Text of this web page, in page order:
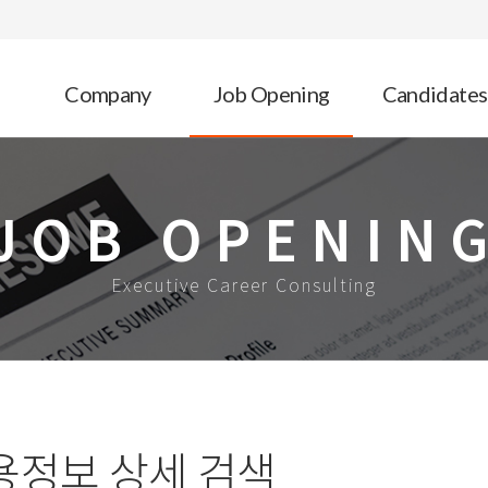
Company Job Opening Candidates
OPENING
Executive Career Consulting
정보 상세 검색